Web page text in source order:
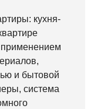
кухня-
и бытовой
система